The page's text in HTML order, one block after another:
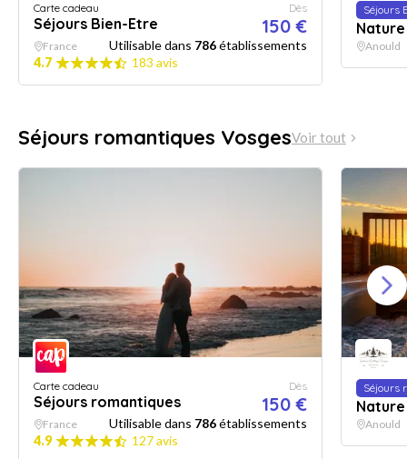
Carte cadeau
Séjours Bien-Etre
Dès
150 €
France Utilisable dans 786établissements
4.7
183 avis
Séjours
Anould
Séjours romantiques VosgesVoir tout
Carte cadeau
Séjours romantiques
Dès
150 €
France Utilisable dans 786établissements
4.9
127 avis
Séjours
Anould